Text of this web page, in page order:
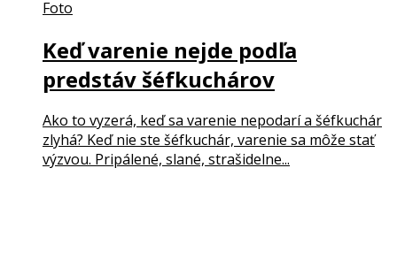
Foto
Keď varenie nejde podľa
predstáv šéfkuchárov
Ako to vyzerá, keď sa varenie nepodarí a šéfkuchár
zlyhá? Keď nie ste šéfkuchár, varenie sa môže stať
výzvou. Pripálené, slané, strašidelne...